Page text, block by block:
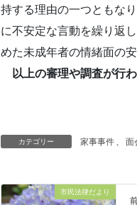
持する理由の一つともな
に不安定な言動を繰り返
めた未成年者の情緒面の
以上の審理や調査が行
カテゴリー 家事事件 面
市民法律だより